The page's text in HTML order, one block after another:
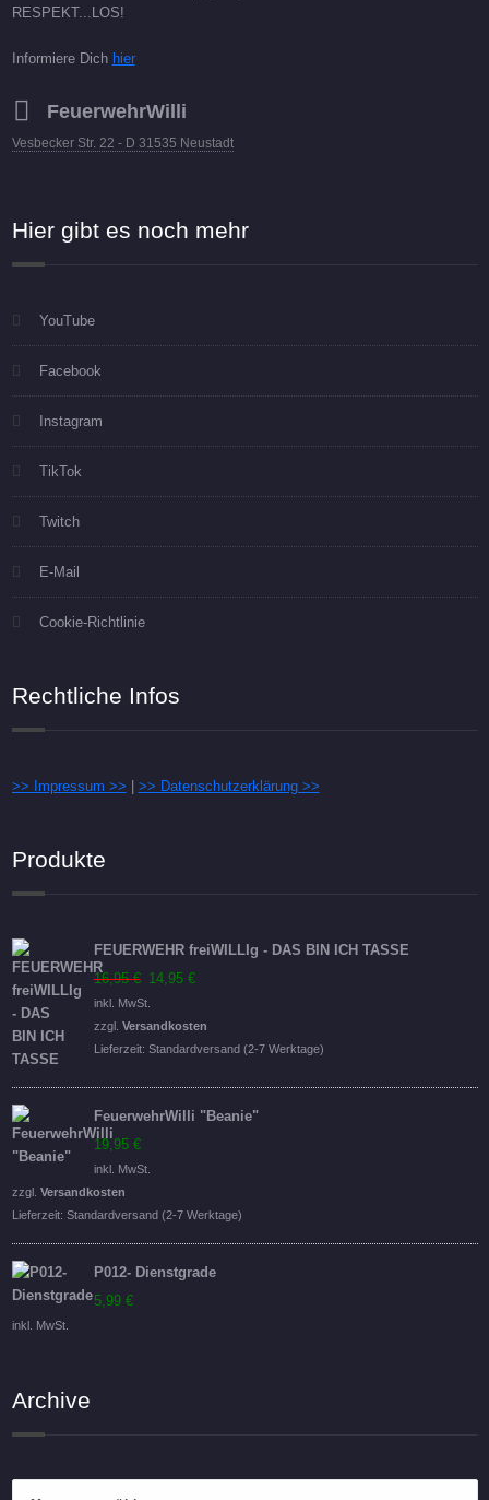
RESPEKT...LOS!
Informiere Dich hier
FeuerwehrWilli
Vesbecker Str. 22 - D 31535 Neustadt
Hier gibt es noch mehr
YouTube
Facebook
Instagram
TikTok
Twitch
E-Mail
Cookie-Richtlinie
Rechtliche Infos
>> Impressum >> >> Datenschutzerklärung >>
Produkte
FEUERWEHR freiWILLIg - DAS BIN ICH TASSE
16,95€ Ursprünglicher
Preis
war:
16,95 €
14,95 €
ist:
14,95 €.
inkl. MwSt.
zzgl. Versandkosten
Lieferzeit: Standardversand (2-7 Werktage)
FeuerwehrWilli "Beanie"
19,95 €
inkl. MwSt.
zzgl. Versandkosten
Lieferzeit: Standardversand (2-7 Werktage)
P012- Dienstgrade
5,99 €
inkl. MwSt.
Archive